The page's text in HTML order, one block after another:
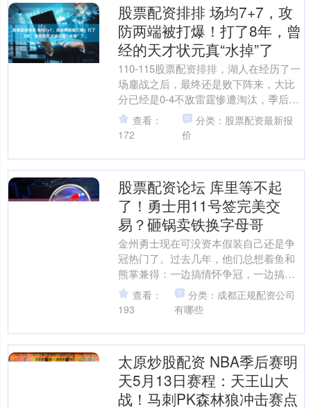
股票配资排排 场均7+7，攻
防两端被打爆！打了8年，曾
经的天才状元真“水掉”了
110-115股票配资排排，湖人在经历了一
场鏖战之后，最终还是败下阵来，大比
分已经是0-4不敌雷霆惨遭淘汰，季后赛
+常规赛湖人队这个赛季面对雷霆队还没
有赢下过一....
查看：
172
分类：股票配资最新报
价
股票配资论坛 库里等不起
了！勇士用11号签完美交
易？砸锅卖铁换字母哥
金州勇士现在可没资本假装自己还是争
冠热门了。过去几年，他们总想着鱼和
熊掌兼得：一边搞情怀争冠，一边搞长
期养成。结果呢？在西部这神仙打架的
军备竞赛里，这套走钢丝的....
查看：
193
分类：成都正规配资公司
有哪些
太原炒股配资 NBA季后赛明
天5月13日赛程：天王山大
战！马刺PK森林狼冲击赛点